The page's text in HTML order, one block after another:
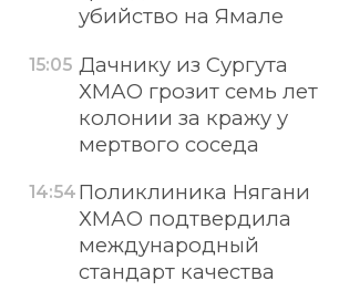
убийство на Ямале
15:05 Дачнику из Сургута
ХМАО грозит семь лет
колонии за кражу у
мертвого соседа
14:54 Поликлиника Нягани
ХМАО подтвердила
международный
стандарт качества